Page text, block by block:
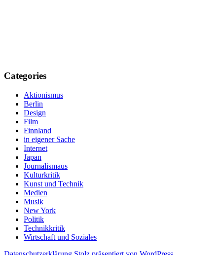
Categories
Aktionismus
Berlin
Design
Film
Finnland
in eigener Sache
Internet
Japan
Journalismaus
Kulturkritik
Kunst und Technik
Medien
Musik
New York
Politik
Technikkritik
Wirtschaft und Soziales